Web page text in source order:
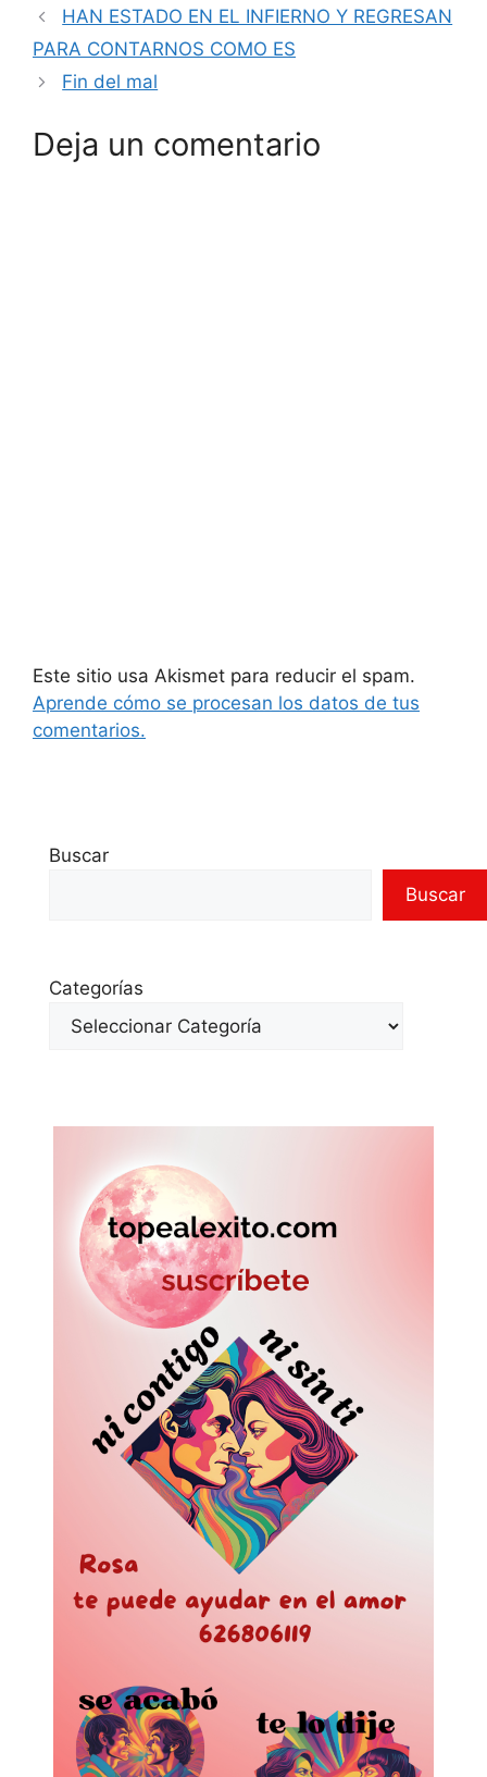
HAN ESTADO EN EL INFIERNO Y REGRESAN
PARA CONTARNOS COMO ES
Fin del mal
Deja un comentario
Este sitio usa Akismet para reducir el spam.
Aprende cómo se procesan los datos de tus
comentarios.
Buscar
Buscar
Categorías